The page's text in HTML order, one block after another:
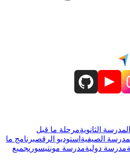
المدرسة الثانويةمرحلة ما قبل
الصيفية استوديو الرقصبرنامج ما
مدرسة دوليةمدرسة مونتيسوريجميع